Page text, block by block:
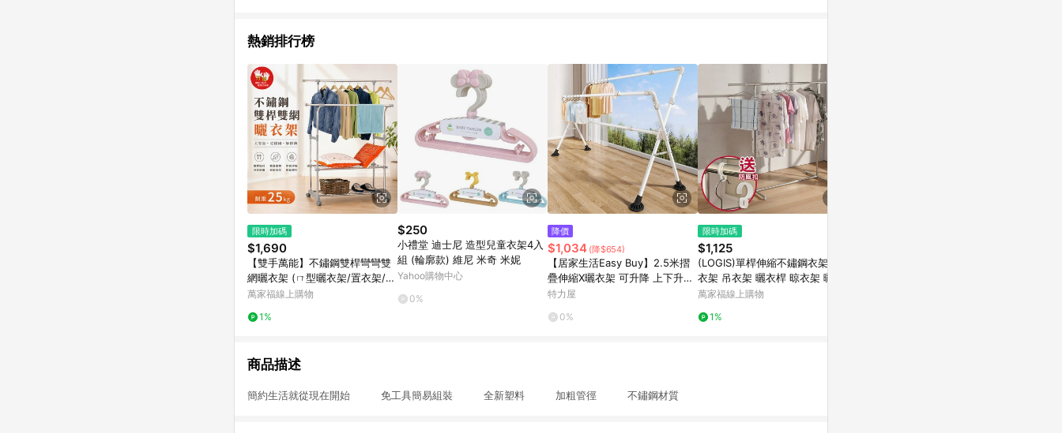
熱銷排行榜
限時加碼
$1,690
【雙手萬能】不鏽鋼雙桿彎彎雙
網曬衣架 (ㄇ型曬衣架/置衣架/收
納/伸縮/雙桿衣架)
萬家福線上購物
1%
$250
小禮堂 迪士尼 造型兒童衣架4入
組 (輪廓款) 維尼 米奇 米妮
Yahoo購物中心
0%
降價
$1,034 (降$654)
【居家生活Easy Buy】2.5米摺
疊伸縮X曬衣架 可升降 上下升降
左右伸縮曬衣架2.5米摺疊伸縮X
特力屋
0%
限時加碼
$1,125
(LOGIS)單桿伸縮不鏽鋼衣架 掛
衣架 吊衣架 曬衣桿 晾衣架 曬衣
架 【HH-1】
萬家福線上購物
1%
商品描述
簡約生活就從現在開始 免工具簡易組裝 全新塑料 加粗管徑 不鏽鋼材質